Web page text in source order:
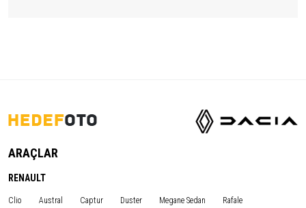
ARAÇLAR
RENAULT
Clio Austral Captur Duster Megane Sedan Rafale